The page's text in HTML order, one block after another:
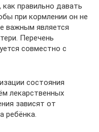
правильно давать
при кормлении он не
важным является
Перечень
совместно с
состояния
лекарственных
зависят от
ребёнка.